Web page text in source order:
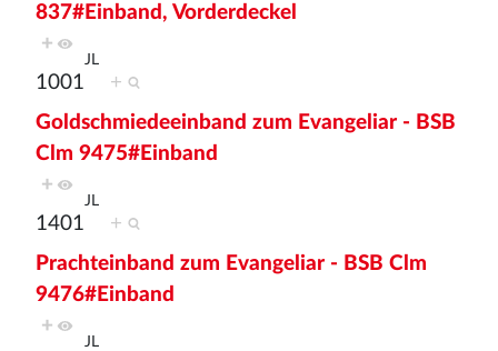
837#Einband, Vorderdeckel
+
1001
JL
+
Goldschmiedeeinband zum Evangeliar - BSB
Clm 9475#Einband
+
1401
JL
+
Prachteinband zum Evangeliar - BSB Clm
9476#Einband
+
JL